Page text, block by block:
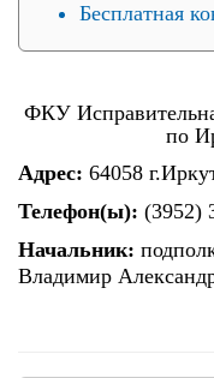
Бесплатная
ФКУ
по
Адрес: 64058
Телефон(ы): (3952)
Начальник:
Владимир